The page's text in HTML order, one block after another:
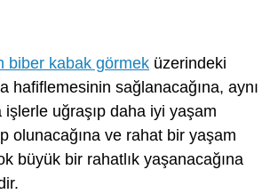
biber kabak görmek üzerindeki
hafiflemesinin sağlanacağına, aynı
uğraşıp daha iyi yaşam
olunacağına ve rahat bir yaşam
büyük bir rahatlık yaşanacağına